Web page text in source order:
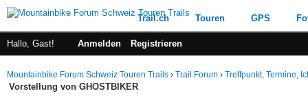
Trail.ch Touren GPS
Hallo, Gast! Anmelden Registrieren
Mountainbike Forum Schweiz Touren Trails › Trail Forum › Treffpunkt, Termine,
Vorstellung von GHOSTBIKER